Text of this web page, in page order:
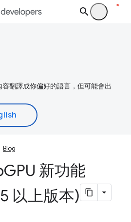
翻譯成你偏好的語言，但可能會出
Blog
GPU 新功能
以上版本)